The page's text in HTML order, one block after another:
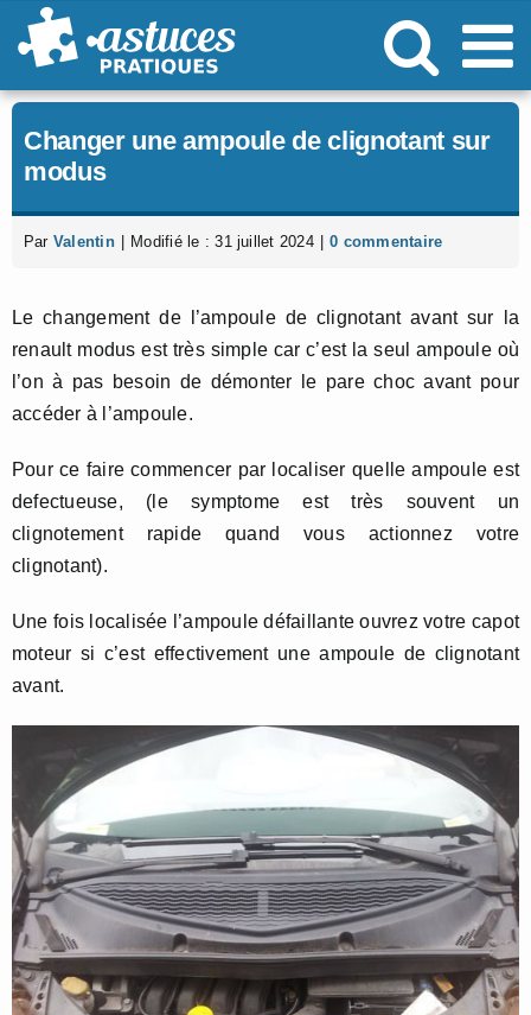
Passer
au
Changer une ampoule de clignotant sur
modus
Par Valentin Modifié le : 31 juillet 2024 0 commentaire
Le changement de l’ampoule de clignotant avant sur la
renault modus est très simple car c’est la seul ampoule où
l’on à pas besoin de démonter le pare choc avant pour
accéder à l’ampoule.
Pour ce faire commencer par localiser quelle ampoule est
defectueuse, (le symptome est très souvent un
clignotement rapide quand vous actionnez votre
clignotant).
Une fois localisée l’ampoule défaillante ouvrez votre capot
moteur si c’est effectivement une ampoule de clignotant
avant.